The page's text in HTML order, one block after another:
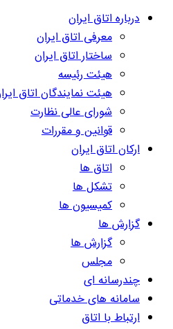
درباره اتاق ایران
معرفی اتاق ایران
ساختار اتاق ایران
هیئت رئیسه
هیئت نمایندگان اتاق
شورای عالی نظارت
قوانین و مقررات
ارکان اتاق ایران
اتاق ها
تشکل ها
کمیسیون ها
گزارش ها
گزارش ها
مجلس
چندرسانه ای
سامانه های خدماتی
ارتباط با اتاق